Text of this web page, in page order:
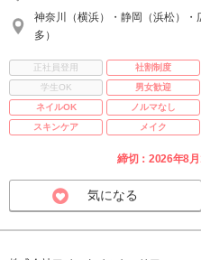
神奈川（横浜）・静岡（浜松）・
多）
正社員登用 社割制度
学生OK
男女歓迎
ネイルOK
ノルマなし
スキンケア
メイク
締切：2026年8
気になる